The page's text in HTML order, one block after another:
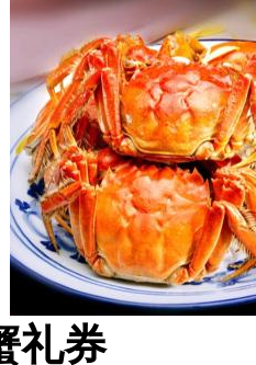
礼券